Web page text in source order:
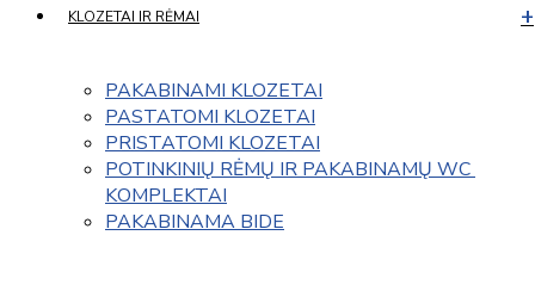
KLOZETAI IR RĖMAI
PAKABINAMI KLOZETAI
PASTATOMI KLOZETAI
PRISTATOMI KLOZETAI
POTINKINIŲ RĖMŲ IR PAKABINAMŲ WC
KOMPLEKTAI
PAKABINAMA BIDE